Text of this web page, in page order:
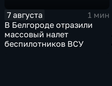
7 августа
1 мин
В Белгороде отразили
массовый налет
беспилотников ВСУ